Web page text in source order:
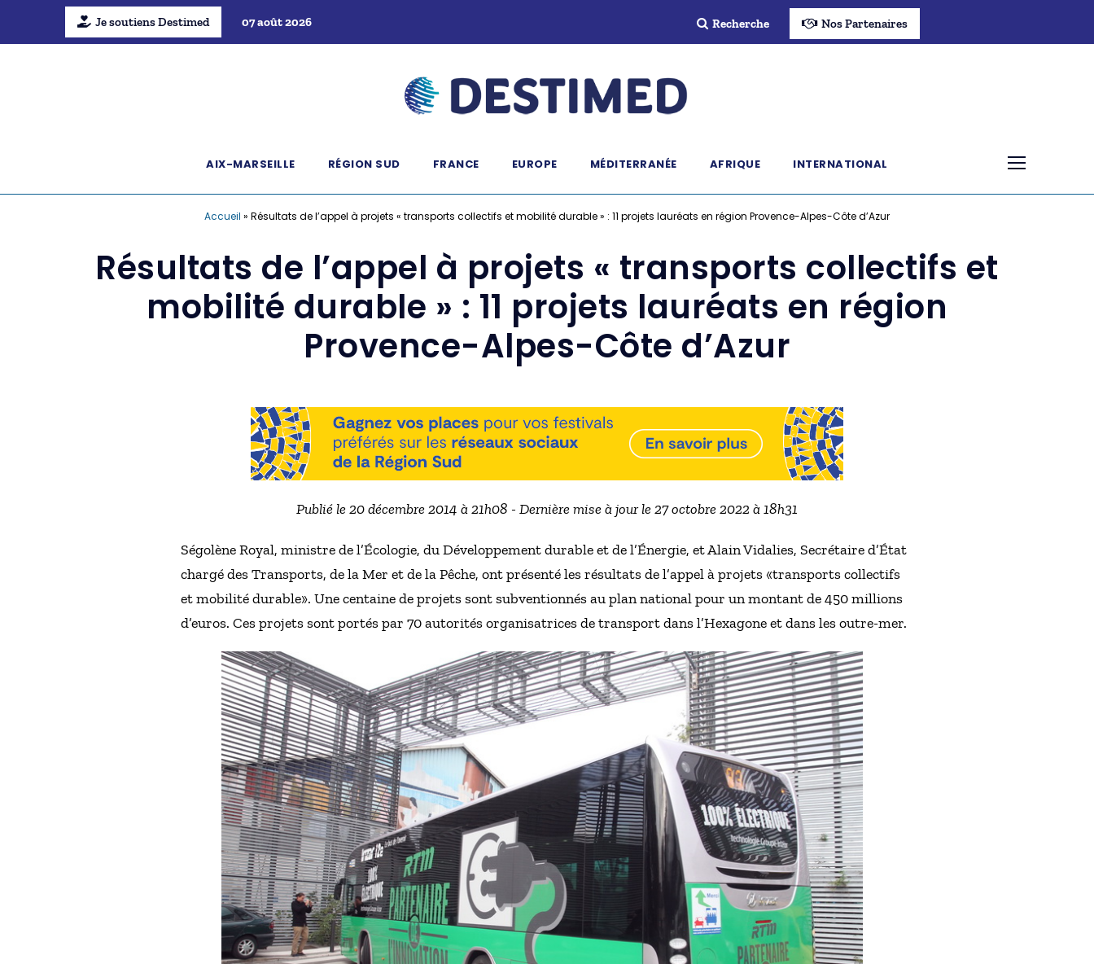
Je soutiens Destimed 07 août 2026 Recherche Nos Partenaires
AIX-MARSEILLE RÉGION SUD FRANCE EUROPE MÉDITERRANÉE AFRIQUE INTERNATIONAL
Accueil » Résultats de l’appel à projets « transports collectifs et mobilité durable » : 11 projets lauréats en région Provence-Alpes-Côte d’Azur
Résultats de l’appel à projets « transports collectifs et
mobilité durable » : 11 projets lauréats en région
Provence-Alpes-Côte d’Azur
Publié le 20 décembre 2014 à 21h08 - Dernière mise à jour le 27 octobre 2022 à 18h31
Ségolène Royal, ministre de l’Écologie, du Développement durable et de l’Énergie, et Alain Vidalies, Secrétaire d’État
chargé des Transports, de la Mer et de la Pêche, ont présenté les résultats de l’appel à projets «transports collectifs
et mobilité durable». Une centaine de projets sont subventionnés au plan national pour un montant de 450 millions
d’euros. Ces projets sont portés par 70 autorités organisatrices de transport dans l’Hexagone et dans les outre-mer.